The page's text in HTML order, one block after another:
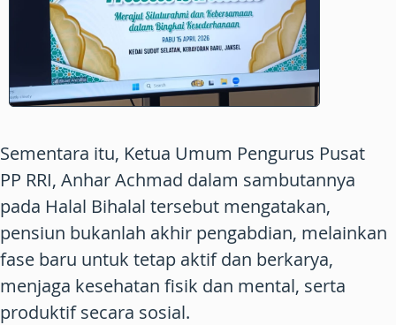
Sementara itu, Ketua Umum Pengurus Pusat
PP RRI, Anhar Achmad dalam sambutannya
pada Halal Bihalal tersebut mengatakan,
pensiun bukanlah akhir pengabdian, melainkan
fase baru untuk tetap aktif dan berkarya,
menjaga kesehatan fisik dan mental, serta
produktif secara sosial.